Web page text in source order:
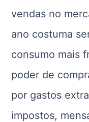
vendas no
ano costuma
consumo mais
poder de
por gastos
impostos,